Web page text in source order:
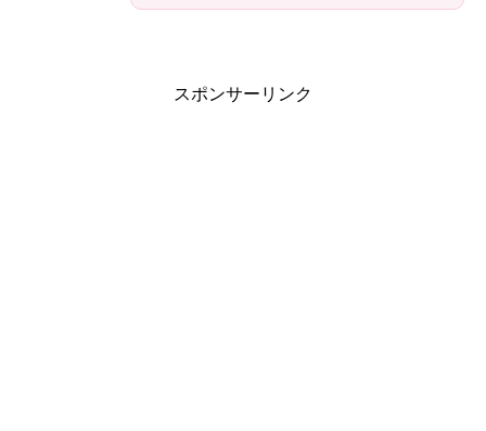
スポンサーリンク